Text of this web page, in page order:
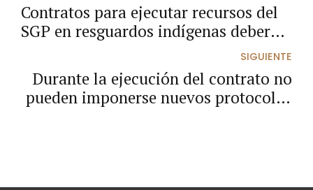
Contratos para ejecutar recursos del
SGP en resguardos indígenas deberán
SIGUIENTE
Durante la ejecución del contrato no
pueden imponerse nuevos protocolos